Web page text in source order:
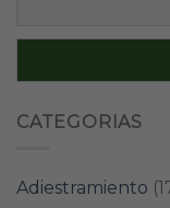
CATEGORIAS
Adiestramiento